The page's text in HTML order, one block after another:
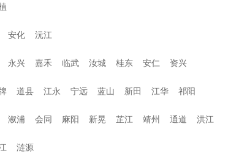
安化 沅江
永兴 嘉禾 临武 汝城 桂东 安仁 资兴
道县 江永 宁远 蓝山 新田 江华 祁阳
溆浦 会同 麻阳 新晃 芷江 靖州 通道 洪江
涟源